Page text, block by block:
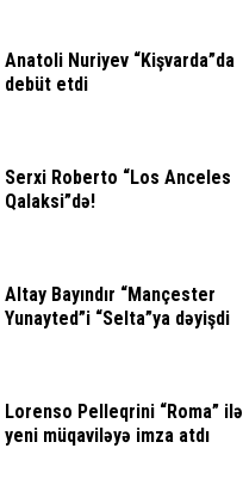
Anatoli Nuriyev “Kişvarda”da
debüt etdi
Serxi Roberto “Los Anceles
Qalaksi”də!
Altay Bayındır “Mançester
Yunayted”i “Selta”ya dəyişdi
Lorenso Pelleqrini “Roma” ilə
yeni müqaviləyə imza atdı